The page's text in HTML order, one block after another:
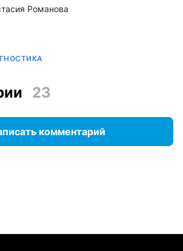
Романова
23
комментарий